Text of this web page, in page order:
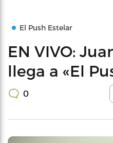
El Push Estelar
EN VIVO:
llega a «El
0